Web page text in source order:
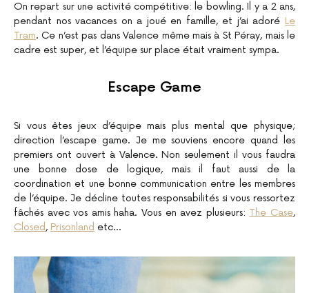
On repart sur une activité compétitive: le bowling. Il y a 2 ans,
pendant nos vacances on a joué en famille, et j’ai adoré Le
Tram. Ce n’est pas dans Valence même mais à St Péray, mais le
cadre est super, et l’équipe sur place était vraiment sympa.
Escape Game
Si vous êtes jeux d’équipe mais plus mental que physique;
direction l’escape game. Je me souviens encore quand les
premiers ont ouvert à Valence. Non seulement il vous faudra
une bonne dose de logique, mais il faut aussi de la
coordination et une bonne communication entre les membres
de l’équipe. Je décline toutes responsabilités si vous ressortez
fâchés avec vos amis haha. Vous en avez plusieurs: The Case,
Closed, Prisonland etc…